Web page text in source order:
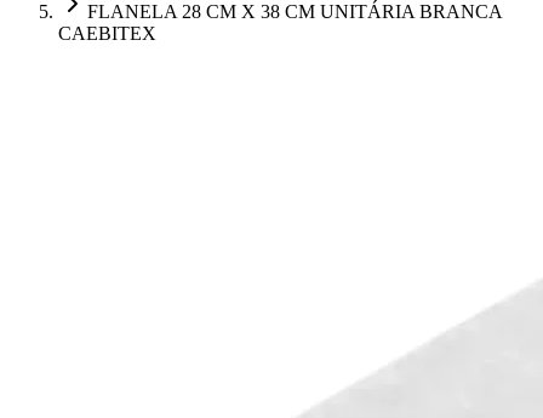
FLANELA 28 CM X 38 CM UNITÁRIA BRANCA
CAEBITEX